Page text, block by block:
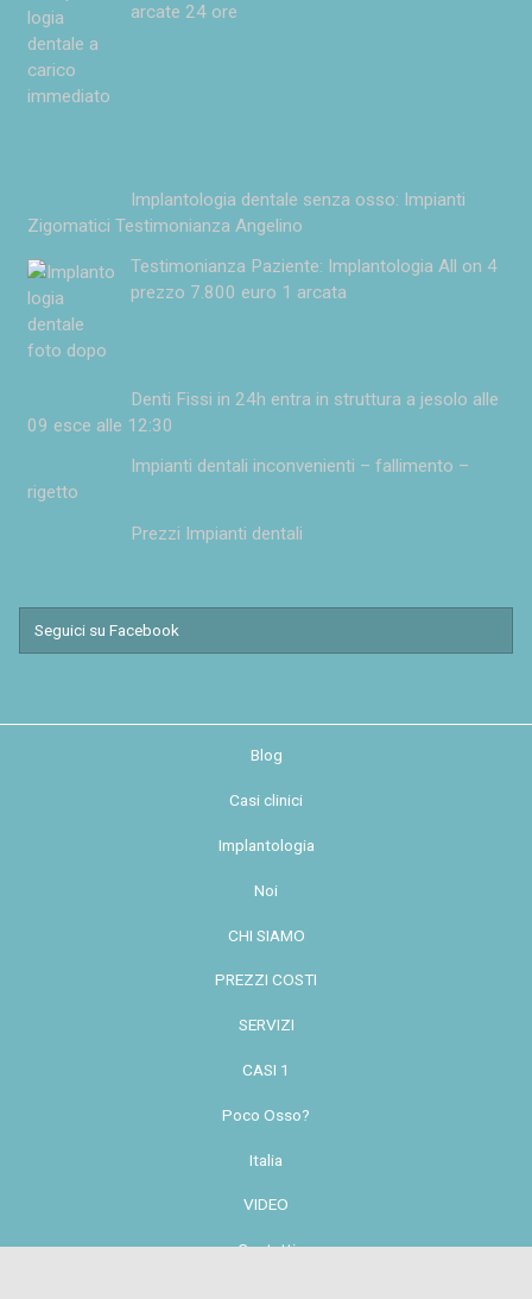
arcate 24 ore
Implantologia dentale senza osso: Impianti
Zigomatici Testimonianza Angelino
Testimonianza Paziente: Implantologia All on 4
prezzo 7.800 euro 1 arcata
Denti Fissi in 24h entra in struttura a jesolo alle
09 esce alle 12:30
Impianti dentali inconvenienti – fallimento –
rigetto
Prezzi Impianti dentali
Seguici su Facebook
Blog
Casi clinici
Implantologia
Noi
CHI SIAMO
PREZZI COSTI
SERVIZI
CASI 1
Poco Osso?
Italia
VIDEO
Contatti